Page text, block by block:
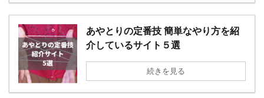
あやとりの定番技 簡単なやり方を紹
介しているサイト５選
続きを見る